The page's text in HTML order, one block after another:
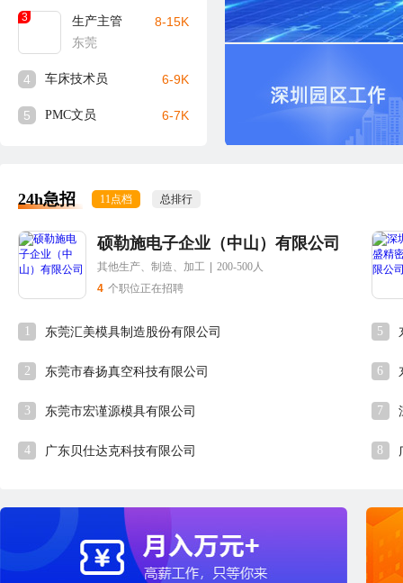
3
生产主管
东莞
8-15K
4 车床技术员 6-9K
5 PMC文员 6-7K
24h急招 11点档 总排行
硕勒施电子企业（中山）有限公司
其他生产、制造、加工
200-500人
4 个职位正在招聘
1 东莞汇美模具制造股份有限公司
2 东莞市春扬真空科技有限公司
3 东莞市宏谨源模具有限公司
4 广东贝仕达克科技有限公司
5
6
7
8